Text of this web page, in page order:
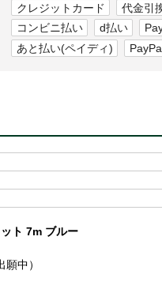
クレジットカード 代金引
コンビニ払い
d払い
あと払い(ペイディ)
ト 7m ブルー
中）